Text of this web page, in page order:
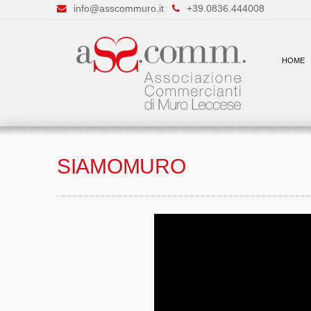
info@asscommuro.it +39.0836.444008
HOME
SIAMOMURO